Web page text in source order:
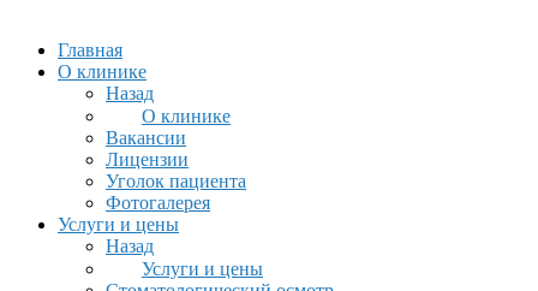
Главная
О клинике
Назад
О клинике
Вакансии
Лицензии
Уголок пациента
Фотогалерея
Услуги и цены
Назад
Услуги и цены